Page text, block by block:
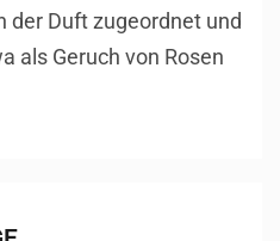
der Duft zugeordnet und
als Geruch von Rosen